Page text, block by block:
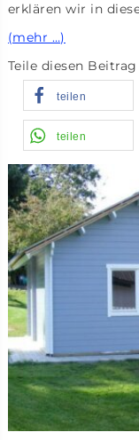
erklären wir in
(mehr …)
Teile diesen Beitrag
teilen
teilen